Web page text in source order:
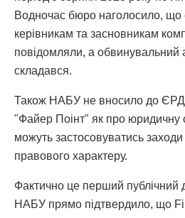
Водночас бюро наголосило, що
керівникам та засновникам
повідомляли, а обвинувальний
складався.
Також НАБУ не вносило до
"Файер Поінт" як про юридичну
можуть застосовуватись
правового характеру.
Фактично це перший публічний
НАБУ прямо підтвердило, що